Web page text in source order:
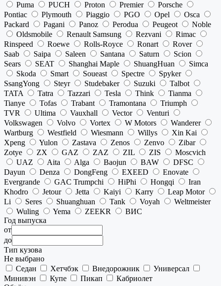
Puma
PUCH Proton Premier
Porsche
Pontiac
Plymouth Piaggio PGO Opel
Osca
Packard
Pagani Panoz Perodua Peugeot
Noble
Oldsmobile
Renault Samsung Rezvani
Rimac
Rinspeed
Roewe Rolls-Royce Ronart
Rover
Saab
Saipa Saleen Santana Saturn
Scion
Sears
SEAT Shanghai Maple ShuangHuan
Simca
Skoda
Smart Soueast Spectre
Spyker
SsangYong
Steyr Studebaker Suzuki
Talbot
TATA
Tatra Tazzari Tesla Think
Tianma
Tianye
Tofas Trabant Tramontana
Triumph
TVR
Ultima Vauxhall Vector
Venturi
Volkswagen
Volvo Vortex W Motors
Wanderer
Wartburg
Westfield Wiesmann Willys
Xin Kai
Xpeng
Yulon Zastava Zenos Zenvo
Zibar
Zotye
ZX GAZ ZAZ ZIL ZIS
Moscvich
UAZ
Aita Alga Baojun BAW
DFSC
Dayun
Denza DongFeng EXEED
Enovate
Evergrande
GAC Trumpchi HiPhi Hongqi
Iran
Khodro
Jetour Jetta Kaiyi Karry
Leap Motor
Li
Seres Shuanghuan Tank Voyah
Weltmeister
Wuling
Yema ZEEKR
ВИС
Год выпуска
от
до
Тип кузова
Не выбрано
Седан
Хетчбэк Внедорожник
Универсал
Минивэн
Купе Пикап
Кабриолет